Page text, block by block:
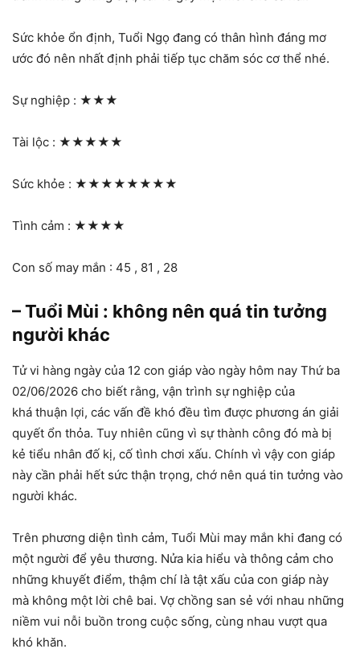
Sức khỏe ổn định, Tuổi Ngọ đang có thân hình đáng mơ
ước đó nên nhất định phải tiếp tục chăm sóc cơ thể nhé.
Sự nghiệp : ★★★
Tài lộc : ★★★★★
Sức khỏe : ★★★★★★★★
Tình cảm : ★★★★
Con số may mắn : 45 , 81 , 28
– Tuổi Mùi : không nên quá tin tưởng
người khác
Tử vi hàng ngày của 12 con giáp vào ngày hôm nay Thứ ba
02/06/2026 cho biết rằng, vận trình sự nghiệp của
khá thuận lợi, các vấn đề khó đều tìm được phương án giải
quyết ổn thỏa. Tuy nhiên cũng vì sự thành công đó mà bị
kẻ tiểu nhân đố kị, cố tình chơi xấu. Chính vì vậy con giáp
này cần phải hết sức thận trọng, chớ nên quá tin tưởng vào
người khác.
Trên phương diện tình cảm, Tuổi Mùi may mắn khi đang có
một người để yêu thương. Nửa kia hiểu và thông cảm cho
những khuyết điểm, thậm chí là tật xấu của con giáp này
mà không một lời chê bai. Vợ chồng san sẻ với nhau những
niềm vui nỗi buồn trong cuộc sống, cùng nhau vượt qua
khó khăn.